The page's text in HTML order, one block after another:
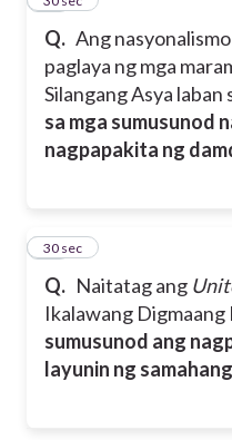
Q. Ang
paglaya ng mga
Silangang Asya laban
sa mga sumusunod
nagpapakita ng
Q. Naitatag ang
Ikalawang Digmaang
sumusunod ang
layunin ng
22
30 sec